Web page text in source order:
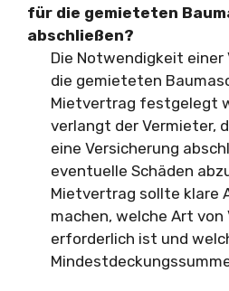
für die gemieteten
abschließen?
Die Notwendigkeit einer
die gemieteten
Mietvertrag festgelegt
verlangt der Vermieter,
eine Versicherung
eventuelle Schäden
Mietvertrag sollte klare
machen, welche Art von
erforderlich ist und